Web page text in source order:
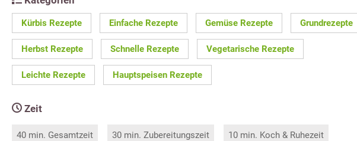
Kürbis Rezepte Einfache Rezepte Gemüse Rezepte Grundrezepte
Herbst Rezepte Schnelle Rezepte Vegetarische Rezepte
Leichte Rezepte Hauptspeisen Rezepte
Zeit
40 min. Gesamtzeit 30 min. Zubereitungszeit 10 min. Koch & Ruhezeit